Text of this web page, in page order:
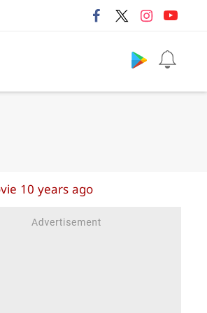
10 years ago